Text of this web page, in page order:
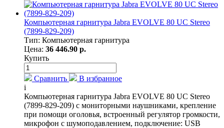
Компьютерная гарнитура Jabra EVOLVE 80 UC Stereo
(7899-829-209)
Тип: Компьютерная гарнитура
Цена: 36 446.90 р.
Купить
Сравнить
В избранное
i
Компьютерная гарнитура Jabra EVOLVE 80 UC Stereo
(7899-829-209) с мониторными наушниками, крепление
при помощи оголовья, встроенный регулятор громкости,
микрофон с шумоподавлением, подключение: USB